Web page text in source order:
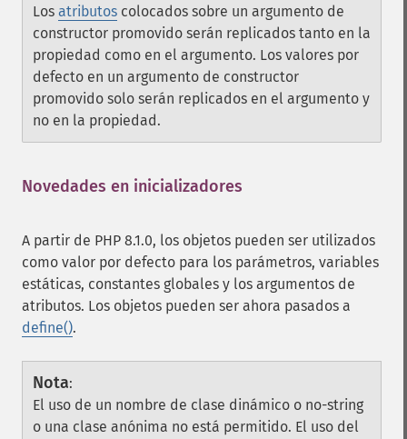
Los atributos colocados sobre un argumento de
constructor promovido serán replicados tanto en la
propiedad como en el argumento. Los valores por
defecto en un argumento de constructor
promovido solo serán replicados en el argumento y
no en la propiedad.
Novedades en inicializadores
A partir de PHP 8.1.0, los objetos pueden ser utilizados
como valor por defecto para los parámetros, variables
estáticas, constantes globales y los argumentos de
atributos. Los objetos pueden ser ahora pasados a
define().
Nota:
El uso de un nombre de clase dinámico o no-string
o una clase anónima no está permitido. El uso del